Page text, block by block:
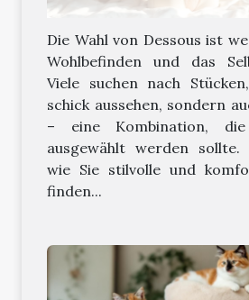
Die Wahl von Dessous ist
Wohlbefinden und das
Viele suchen nach
schick aussehen, sondern
– eine Kombination,
ausgewählt werden sollte.
wie Sie stilvolle und
finden...